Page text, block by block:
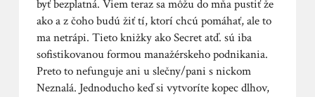
byť bezplatná. Viem teraz sa môžu do mňa pustiť že
ako a z čoho budú žiť tí, ktorí chcú pomáhať, ale to
ma netrápi. Tieto knižky ako Secret atď. sú iba
sofistikovanou formou manažérskeho podnikania.
Preto to nefunguje ani u slečny/pani s nickom
Neznalá. Jednoducho keď si vytvoríte kopec dlhov,